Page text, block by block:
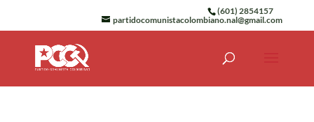
(601) 2854157
partidocomunistacolombiano.nal@gmail.com